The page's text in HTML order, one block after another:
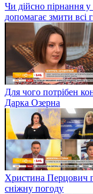
Чи дійсно пірнання
допомагає змити всі
Для чого потрібен
Дарка Озерна
Христина Перцович
сніжну погоду